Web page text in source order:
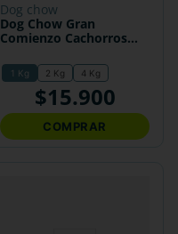
dog chow
Dog Chow Gran
Comienzo Cachorros
1 Kg 2 Kg 4 Kg
$15.900
COMPRAR